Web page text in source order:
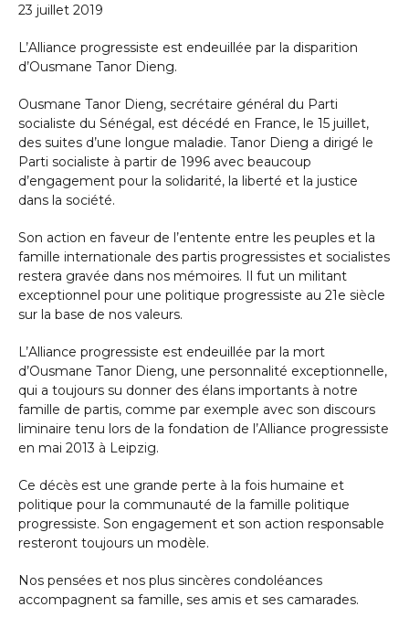
23 juillet 2019
L’Alliance progressiste est endeuillée par la disparition
d’Ousmane Tanor Dieng.
Ousmane Tanor Dieng, secrétaire général du Parti
socialiste du Sénégal, est décédé en France, le 15 juillet,
des suites d’une longue maladie. Tanor Dieng a dirigé le
Parti socialiste à partir de 1996 avec beaucoup
d’engagement pour la solidarité, la liberté et la justice
dans la société.
Son action en faveur de l’entente entre les peuples et la
famille internationale des partis progressistes et socialistes
restera gravée dans nos mémoires. Il fut un militant
exceptionnel pour une politique progressiste au 21e siècle
sur la base de nos valeurs.
L’Alliance progressiste est endeuillée par la mort
d’Ousmane Tanor Dieng, une personnalité exceptionnelle,
qui a toujours su donner des élans importants à notre
famille de partis, comme par exemple avec son discours
liminaire tenu lors de la fondation de l’Alliance progressiste
en mai 2013 à Leipzig.
Ce décès est une grande perte à la fois humaine et
politique pour la communauté de la famille politique
progressiste. Son engagement et son action responsable
resteront toujours un modèle.
Nos pensées et nos plus sincères condoléances
accompagnent sa famille, ses amis et ses camarades.